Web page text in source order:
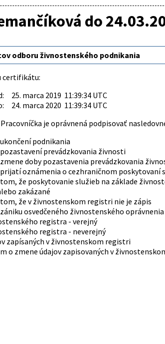
do
odboru živnostenského podnikania
certifikátu:
25. marca 2019 11:39:34 UTC
24. marca 2020 11:39:34 UTC
je oprávnená podpisovať
podnikania
prevádzkovania živnosti
doby pozastavenia prevádzkovania
oznámenia o cezhraničnom poskytovaní
že poskytovanie služieb na základe
zakázané
že v živnostenskom registri nie je zápis
osvedčeného živnostenského
registra - verejný
registra - neverejný
zapísaných v živnostenskom registri
o zmene údajov zapisovaných v